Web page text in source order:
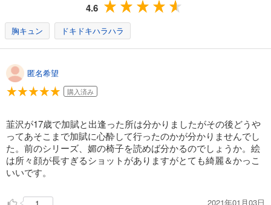
4.6
胸キュン ドキドキハラハラ
匿名希望
購入済み
韮沢が17歳で加賦と出逢った所は分かりましたがその後どうや
ってあそこまで加賦に心酔して行ったのかが分かりませんでし
た。前のシリーズ、媚の椅子を読めば分かるのでしょうか。絵
は所々顔が長すぎるショットがありますがとても綺麗＆かっこ
いいです。
2021年01月03日